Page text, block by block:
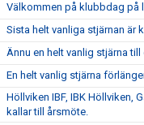
Välkommen på klubbdag på
Sista helt vanliga stjärnan är
Ännu en helt vanlig stjärna
En helt vanlig stjärna
Höllviken IBF, IBK Höllviken,
kallar till årsmöte.